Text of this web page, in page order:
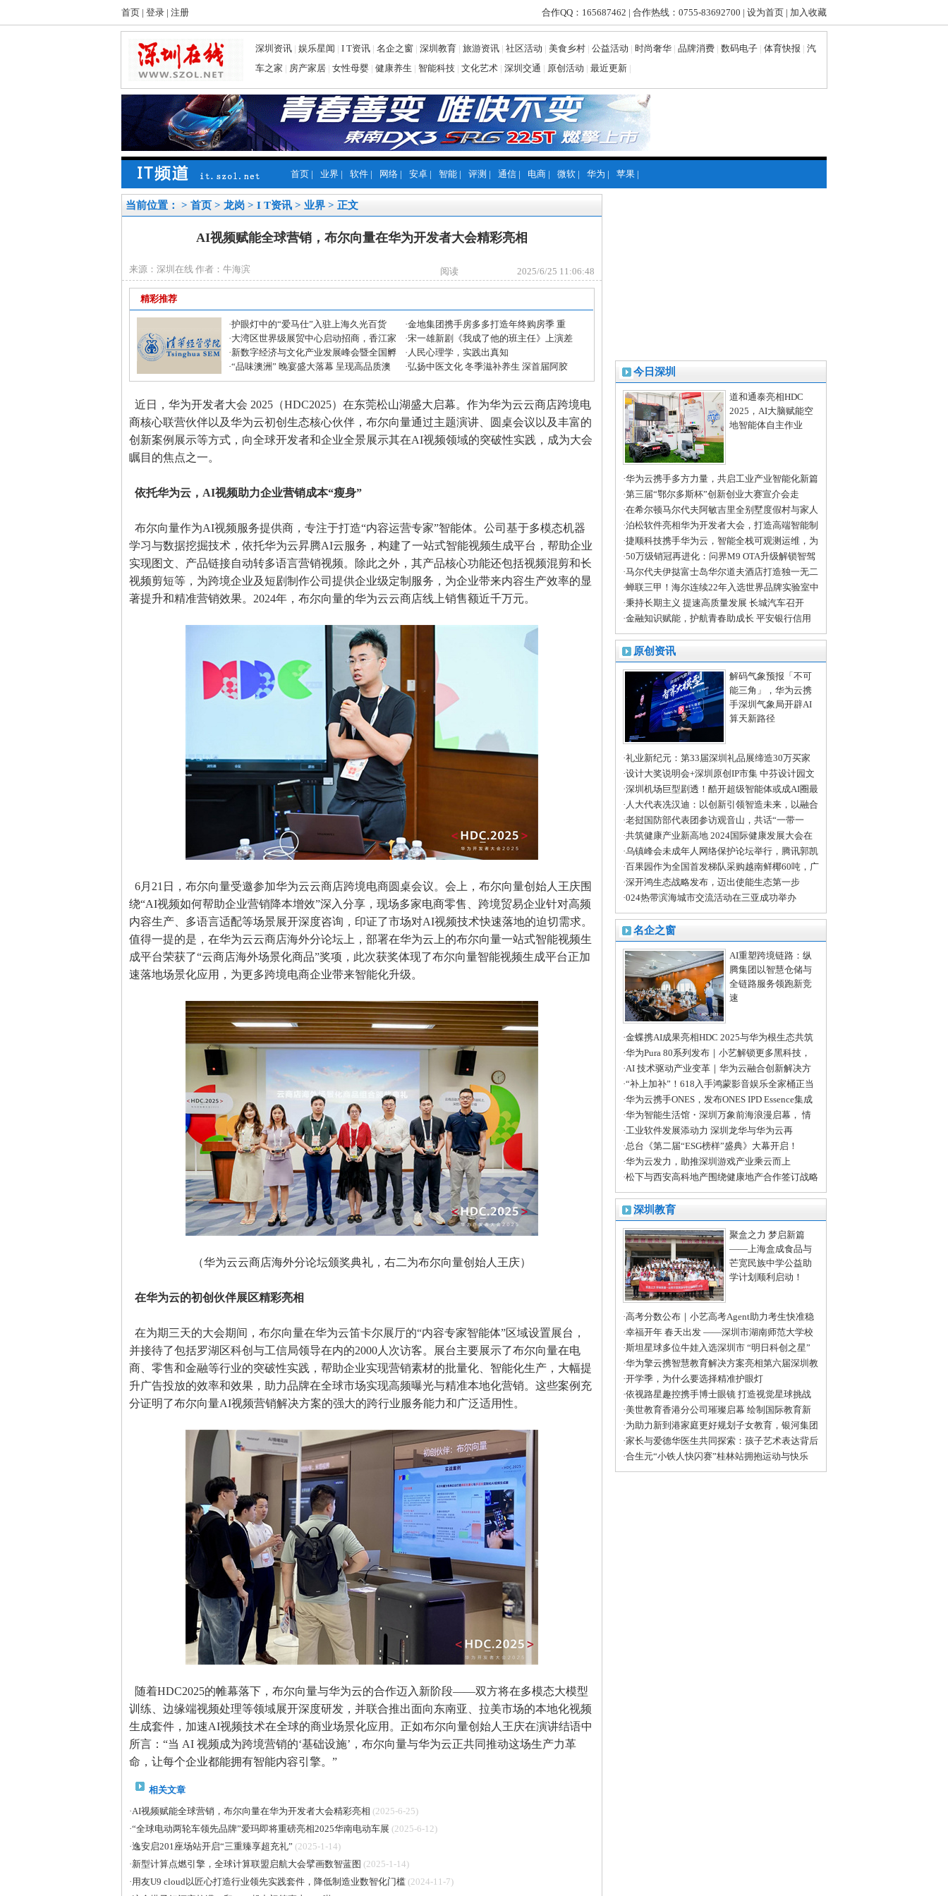
合作QQ：165687462 | 合作热线：0755-83692700 | 设为首页 | 加入收藏
首页 | 登录 | 注册
深圳资讯 | 娱乐星闻 | I T资讯 | 名企之窗 | 深圳教育 | 旅游资讯 | 社区活动 | 美食乡村 | 公益活动 | 时尚奢华 | 品牌消费 | 数码电子 | 体育快报 | 汽
车之家 | 房产家居 | 女性母婴 | 健康养生 | 智能科技 | 文化艺术 | 深圳交通 | 原创活动 | 最近更新 |
首页 | 业界 | 软件 | 网络 | 安卓 | 智能 | 评测 | 通信 | 电商 | 微软 | 华为 | 苹果 |
今日深圳
道和通泰亮相HDC
2025，AI大脑赋能空
地智能体自主作业
·华为云携手多方力量，共启工业产业智能化新篇
章
·第三届“鄂尔多斯杯”创新创业大赛宣介会走
进“创新之都”深圳、“北国春城”长春
·在希尔顿马尔代夫阿敏吉里全别墅度假村与家人
一起庆祝假期时光
·泊松软件亮相华为开发者大会，打造高端智能制
造全场景解决方案
·捷顺科技携手华为云，智能全栈可观测运维，为
智慧停车系统保驾护航
·50万级销冠再进化：问界M9 OTA升级解锁智驾
全场景无断点通行
·马尔代夫伊挞富士岛华尔道夫酒店打造独一无二
法拉利定制体验
·蝉联三甲！海尔连续22年入选世界品牌实验室中
国500最具价值品牌
·秉持长期主义 提速高质量发展 长城汽车召开
2024年年度股东大会交流会
·金融知识赋能，护航青春助成长 平安银行信用
卡中心为深圳技术大学学子上好金融“必修课”
原创资讯
解码气象预报「不可
能三角」，华为云携
手深圳气象局开辟AI
算天新路径
·礼业新纪元：第33届深圳礼品展缔造30万买家
的全球商贸盛宴
·设计大奖说明会+深圳原创IP市集 中芬设计园文
博会分会场亮点纷呈
·深圳机场巨型剧透！酷开超级智能体或成AI圈最
大变量
· 人大代表冼汉迪：以创新引领智造未来，以融合
共进发展新质生产力
·老挝国防部代表团参访观音山，共话“一带一
路”新发展
·共筑健康产业新高地 2024国际健康发展大会在
长沙举行
·乌镇峰会未成年人网络保护论坛举行，腾讯郭凯
天：多方共治护航未成年人成长
·百果园作为全国首发梯队采购越南鲜椰60吨，广
深门店开售在即
·深开鸿生态战略发布，迈出使能生态第一步
·024热带滨海城市交流活动在三亚成功举办
名企之窗
AI重塑跨境链路：纵
腾集团以智慧仓储与
全链路服务领跑新竞
速
·金蝶携AI成果亮相HDC 2025与华为根生态共筑
AI新未来
·华为Pura 80系列发布｜小艺解锁更多黑科技，
边看边聊边思考
·AI 技术驱动产业变革｜华为云融合创新解决方
案，助力龙岗工业智能化升级
·“补上加补”！618入手鸿蒙影音娱乐全家桶正当
时
·华为云携手ONES，发布ONES IPD Essence集成
产品研发精要解决方案
·华为智能生活馆・深圳万象前海浪漫启幕， 情
人节“圳”好遇见你！
·工业软件发展添动力 深圳龙华与华为云再
聚“首”
·总台《第二届“ESG榜样”盛典》大幕开启！
·华为云发力，助推深圳游戏产业乘云而上
·松下与西安高科地产围绕健康地产合作签订战略
合作协议
深圳教育
聚盒之力 梦启新篇
——上海盒成食品与
芒宽民族中学公益助
学计划顺利启动！
·高考分数公布｜小艺高考Agent助力考生快准稳
填报目标院校和专业
·幸福开年 春天出发 ——深圳市湖南师范大学校
友会2025新春开年庆成功举办
·斯坦星球多位牛娃入选深圳市 “明日科创之星”
市级推荐名单
·华为擎云携智慧教育解决方案亮相第六届深圳教
育装备博览会
·开学季，为什么要选择精准护眼灯
·依视路星趣控携手博士眼镜 打造视觉星球挑战
科普体验日深圳站活动
·美世教育香港分公司璀璨启幕 绘制国际教育新
蓝图
·为助力新到港家庭更好规划子女教育，银河集团
联名帆书推出线下教育沙龙
·家长与爱德华医生共同探索：孩子艺术表达背后
的情感世界
·合生元“小铁人快闪赛”桂林站拥抱运动与快乐
当前位置： > 首页 > 龙岗 > I T资讯 > 业界 > 正文
AI视频赋能全球营销，布尔向量在华为开发者大会精彩亮相
阅读 2025/6/25 11:06:48
来源：深圳在线 作者：牛海滨
精彩推荐
·护眼灯中的“爱马仕”入驻上海久光百货 ·金地集团携手房多多打造年终购房季 重
磅优惠助力美好生活
·大湾区世界级展贸中心启动招商，香江家
居打造建材家居业“东方米兰展”
·宋一雄新剧《我成了他的班主任》上演差
生逆袭
·新数字经济与文化产业发展峰会暨全国孵
化中心年度盛典圆满收官
· 人民心理学，实践出真知
·“品味澳洲” 晚宴盛大落幕 呈现高品质澳
式美味
·弘扬中医文化 冬季滋补养生 深首届阿胶
滋补节掀起鹏城养生潮
近日，华为开发者大会 2025（HDC2025）在东莞松山湖盛大启幕。作为华为云云商店跨境电
商核心联营伙伴以及华为云初创生态核心伙伴，布尔向量通过主题演讲、圆桌会议以及丰富的
创新案例展示等方式，向全球开发者和企业全景展示其在AI视频领域的突破性实践，成为大会
瞩目的焦点之一。
依托华为云，AI视频助力企业营销成本“瘦身”
布尔向量作为AI视频服务提供商，专注于打造“内容运营专家”智能体。公司基于多模态机器
学习与数据挖掘技术，依托华为云昇腾AI云服务，构建了一站式智能视频生成平台，帮助企业
实现图文、产品链接自动转多语言营销视频。除此之外，其产品核心功能还包括视频混剪和长
视频剪短等，为跨境企业及短剧制作公司提供企业级定制服务，为企业带来内容生产效率的显
著提升和精准营销效果。2024年，布尔向量的华为云云商店线上销售额近千万元。
6月21日，布尔向量受邀参加华为云云商店跨境电商圆桌会议。会上，布尔向量创始人王庆围
绕“AI视频如何帮助企业营销降本增效”深入分享，现场多家电商零售、跨境贸易企业针对高频
内容生产、多语言适配等场景展开深度咨询，印证了市场对AI视频技术快速落地的迫切需求。
值得一提的是，在华为云云商店海外分论坛上，部署在华为云上的布尔向量一站式智能视频生
成平台荣获了“云商店海外场景化商品”奖项，此次获奖体现了布尔向量智能视频生成平台正加
速落地场景化应用，为更多跨境电商企业带来智能化升级。
（华为云云商店海外分论坛颁奖典礼，右二为布尔向量创始人王庆）
在华为云的初创伙伴展区精彩亮相
在为期三天的大会期间，布尔向量在华为云笛卡尔展厅的“内容专家智能体”区域设置展台，
并接待了包括罗湖区科创与工信局领导在内的2000人次访客。展台主要展示了布尔向量在电
商、零售和金融等行业的突破性实践，帮助企业实现营销素材的批量化、智能化生产，大幅提
升广告投放的效率和效果，助力品牌在全球市场实现高频曝光与精准本地化营销。这些案例充
分证明了布尔向量AI视频营销解决方案的强大的跨行业服务能力和广泛适用性。
随着HDC2025的帷幕落下，布尔向量与华为云的合作迈入新阶段——双方将在多模态大模型
训练、边缘端视频处理等领域展开深度研发，并联合推出面向东南亚、拉美市场的本地化视频
生成套件，加速AI视频技术在全球的商业场景化应用。正如布尔向量创始人王庆在演讲结语中
所言：“当 AI 视频成为跨境营销的‘基础设施’，布尔向量与华为云正共同推动这场生产力革
命，让每个企业都能拥有智能内容引擎。”
相关文章
·AI视频赋能全球营销，布尔向量在华为开发者大会精彩亮相 (2025-6-25)
·“全球电动两轮车领先品牌”爱玛即将重磅亮相2025华南电动车展 (2025-6-12)
·逸安启201座场站开启“三重臻享超充礼” (2025-1-14)
·新型计算点燃引擎，全球计算联盟启航大会擘画数智蓝图 (2025-1-14)
·用友U9 cloud以匠心打造行业领先实践套件，降低制造业数智化门槛 (2024-11-7)